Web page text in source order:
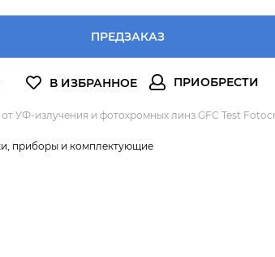
ПРЕДЗАКАЗ
от УФ-излучения и фотохромных линз GFC Test
приборы и комплектующие